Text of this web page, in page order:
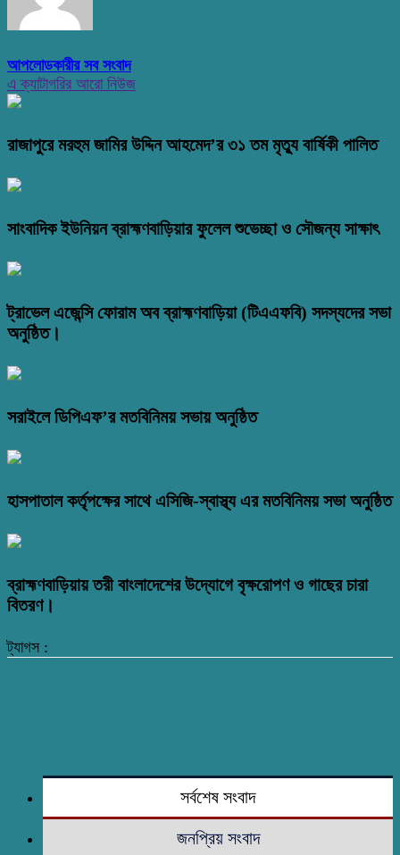
আপলোডকারীর সব সংবাদ
এ ক্যাটাগরির আরো নিউজ
রাজাপুরে মরহুম জামির উদ্দিন আহমেদ’র ৩১ তম মৃত্যু বার্ষিকী পালিত
সাংবাদিক ইউনিয়ন ব্রাহ্মণবাড়িয়ার ফুলেল শুভেচ্ছা ও সৌজন্য সাক্ষাৎ
ট্রাভেল এজেন্সি ফোরাম অব ব্রাহ্মণবাড়িয়া (টিএএফবি) সদস্যদের সভা
অনুষ্ঠিত।
সরাইলে ডিপিএফ’র মতবিনিময় সভায় অনুষ্ঠিত
হাসপাতাল কর্তৃপক্ষের সাথে এসিজি-স্বাস্থ্য এর মতবিনিময় সভা অনুষ্ঠিত
ব্রাহ্মণবাড়িয়ায় তরী বাংলাদেশের উদ্যোগে বৃক্ষরোপণ ও গাছের চারা
বিতরণ।
ট্যাগস :
সর্বশেষ সংবাদ
জনপ্রিয় সংবাদ